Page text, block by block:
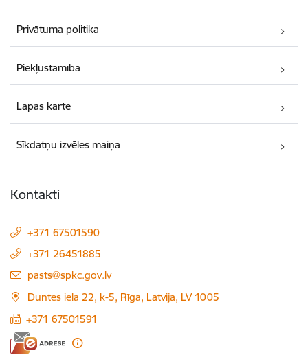
Privātuma politika
Piekļūstamība
Lapas karte
Sīkdatņu izvēles maiņa
Kontakti
+371 67501590
+371 26451885
E-pasts:
pasts@spkc.gov.lv
Duntes iela 22, k-5, Rīga, Latvija, LV 1005
+371 67501591